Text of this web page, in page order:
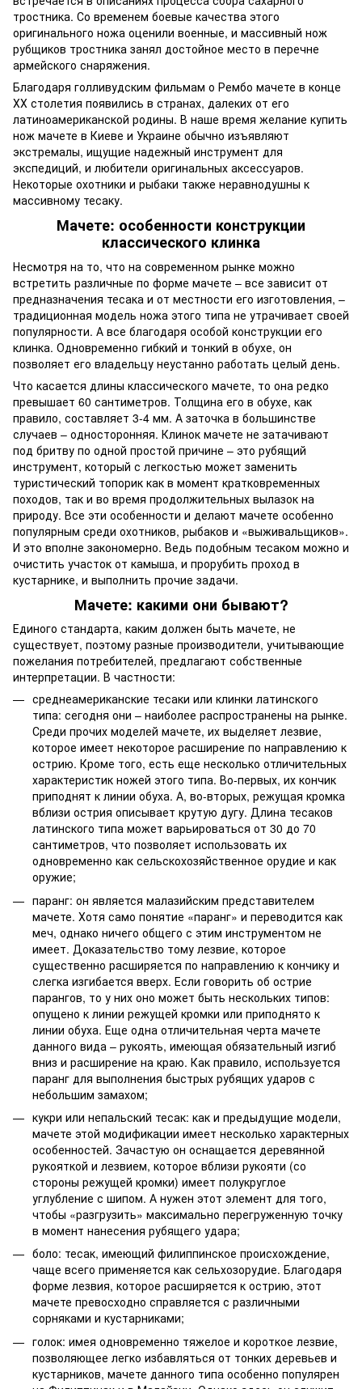
тростника. Со временем боевые качества этого
оригинального ножа оценили военные, и массивный нож
рубщиков тростника занял достойное место в перечне
армейского снаряжения.
Благодаря голливудским фильмам о Рембо мачете в конце
ХХ столетия появились в странах, далеких от его
латиноамериканской родины. В наше время желание купить
нож мачете в Киеве и Украине обычно изъявляют
экстремалы, ищущие надежный инструмент для
экспедиций, и любители оригинальных аксессуаров.
Некоторые охотники и рыбаки также неравнодушны к
массивному тесаку.
Мачете: особенности конструкции
классического клинка
Несмотря на то, что на современном рынке можно
встретить различные по форме мачете – все зависит от
предназначения тесака и от местности его изготовления, –
традиционная модель ножа этого типа не утрачивает своей
популярности. А все благодаря особой конструкции его
клинка. Одновременно гибкий и тонкий в обухе, он
позволяет его владельцу неустанно работать целый день.
Что касается длины классического мачете, то она редко
превышает 60 сантиметров. Толщина его в обухе, как
правило, составляет 3-4 мм. А заточка в большинстве
случаев – односторонняя. Клинок мачете не затачивают
под бритву по одной простой причине – это рубящий
инструмент, который с легкостью может заменить
туристический топорик как в момент кратковременных
походов, так и во время продолжительных вылазок на
природу. Все эти особенности и делают мачете особенно
популярным среди охотников, рыбаков и «выживальщиков».
И это вполне закономерно. Ведь подобным тесаком можно и
очистить участок от камыша, и прорубить проход в
кустарнике, и выполнить прочие задачи.
Мачете: какими они бывают?
Единого стандарта, каким должен быть мачете, не
существует, поэтому разные производители, учитывающие
пожелания потребителей, предлагают собственные
интерпретации. В частности:
среднеамериканские тесаки или клинки латинского
типа: сегодня они – наиболее распространены на рынке.
Среди прочих моделей мачете, их выделяет лезвие,
которое имеет некоторое расширение по направлению к
острию. Кроме того, есть еще несколько отличительных
характеристик ножей этого типа. Во-первых, их кончик
приподнят к линии обуха. А, во-вторых, режущая кромка
вблизи острия описывает крутую дугу. Длина тесаков
латинского типа может варьироваться от 30 до 70
сантиметров, что позволяет использовать их
одновременно как сельскохозяйственное орудие и как
оружие;
паранг: он является малазийским представителем
мачете. Хотя само понятие «паранг» и переводится как
меч, однако ничего общего с этим инструментом не
имеет. Доказательство тому лезвие, которое
существенно расширяется по направлению к кончику и
слегка изгибается вверх. Если говорить об острие
парангов, то у них оно может быть нескольких типов:
опущено к линии режущей кромки или приподнято к
линии обуха. Еще одна отличительная черта мачете
данного вида – рукоять, имеющая обязательный изгиб
вниз и расширение на краю. Как правило, используется
паранг для выполнения быстрых рубящих ударов с
небольшим замахом;
кукри или непальский тесак: как и предыдущие модели,
мачете этой модификации имеет несколько характерных
особенностей. Зачастую он оснащается деревянной
рукояткой и лезвием, которое вблизи рукояти (со
стороны режущей кромки) имеет полукруглое
углубление с шипом. А нужен этот элемент для того,
чтобы «разгрузить» максимально перегруженную точку
в момент нанесения рубящего удара;
боло: тесак, имеющий филиппинское происхождение,
чаще всего применяется как сельхозорудие. Благодаря
форме лезвия, которое расширяется к острию, этот
мачете превосходно справляется с различными
сорняками и кустарниками;
голок: имея одновременно тяжелое и короткое лезвие,
позволяющее легко избавляться от тонких деревьев и
кустарников, мачете данного типа особенно популярен